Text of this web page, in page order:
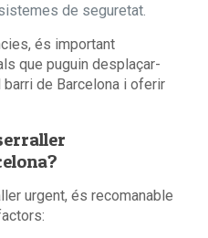
de seguretat.
és important
que puguin desplaçar-
de Barcelona i oferir
urgent, és recomanable